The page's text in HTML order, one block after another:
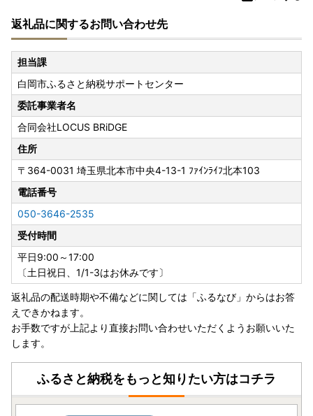
返礼品に関するお問い合わせ先
担当課
白岡市ふるさと納税サポートセンター
委託事業者名
合同会社LOCUS BRiDGE
住所
〒364-0031 埼玉県北本市中央4-13-1 ﾌｧｲﾝﾗｲﾌ北本103
電話番号
050-3646-2535
受付時間
平日9:00～17:00
〔土日祝日、1/1-3はお休みです〕
返礼品の配送時期や不備などに関しては「ふるなび」からはお答
えできかねます。
お手数ですが上記より直接お問い合わせいただくようお願いいた
します。
ふるさと納税をもっと知りたい方はコチラ